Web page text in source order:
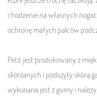
chodzenie na własnych
ochronę małych palców
Petit jest produkowany z
skórzanych i podszyty skórą
wykonana jest z gumy i